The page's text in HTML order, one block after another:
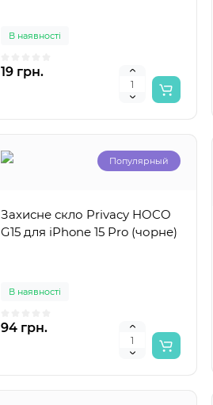
Популярный
Dell (19.5V 3.34A 65W) 4.5x3.0
мм + пин
В наявності
19 грн.
Популярный
Захисне скло Privacy HOCO
G15 для iPhone 15 Pro (чорне)
В наявності
94 грн.